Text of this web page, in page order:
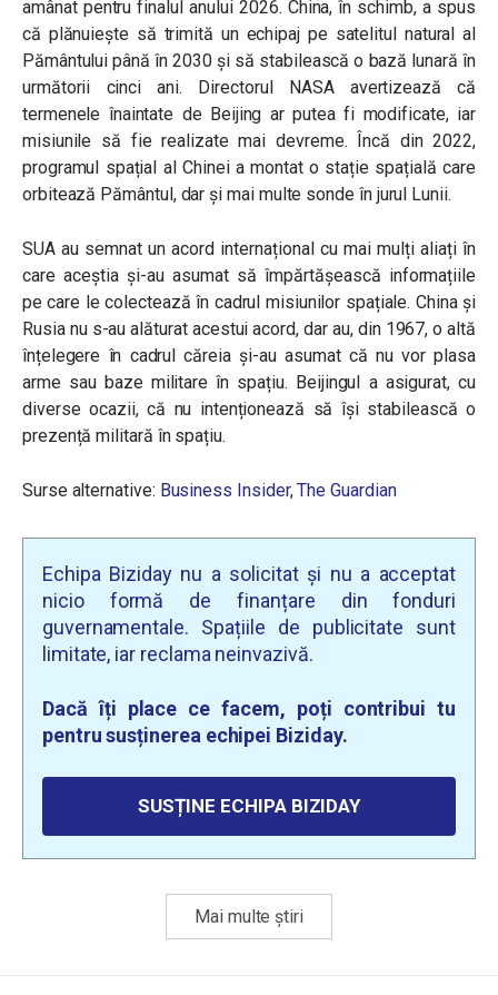
amânat pentru finalul anului 2026. China, în schimb, a spus
că plănuiește să trimită un echipaj pe satelitul natural al
Pământului până în 2030 și să stabilească o bază lunară în
următorii cinci ani. Directorul NASA avertizează că
termenele înaintate de Beijing ar putea fi modificate, iar
misiunile să fie realizate mai devreme. Încă din 2022,
programul spațial al Chinei a montat o stație spațială care
orbitează Pământul, dar și mai multe sonde în jurul Lunii.
SUA au semnat un acord internațional cu mai mulți aliați în
care aceștia și-au asumat să împărtășească informațiile
pe care le colectează în cadrul misiunilor spațiale. China și
Rusia nu s-au alăturat acestui acord, dar au, din 1967, o altă
înțelegere în cadrul căreia și-au asumat că nu vor plasa
arme sau baze militare în spațiu. Beijingul a asigurat, cu
diverse ocazii, că nu intenționează să își stabilească o
prezență militară în spațiu.
Surse alternative: Business Insider,The Guardian
Echipa Biziday nu a solicitat și nu a acceptat
nicio formă de finanțare din fonduri
guvernamentale. Spațiile de publicitate sunt
limitate, iar reclama neinvazivă.
Dacă îți place ce facem, poți contribui tu
pentru susținerea echipei Biziday.
SUSȚINE ECHIPA BIZIDAY
Mai multe știri